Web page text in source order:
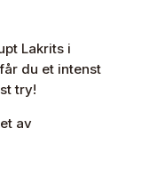
Lakrits i
du et intenst
try!
av